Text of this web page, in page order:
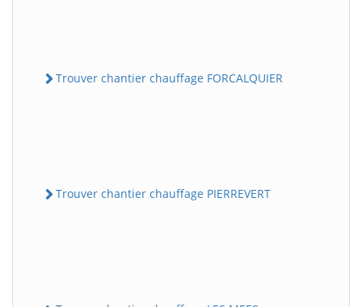
Trouver chantier chauffage FORCALQUIER
Trouver chantier chauffage PIERREVERT